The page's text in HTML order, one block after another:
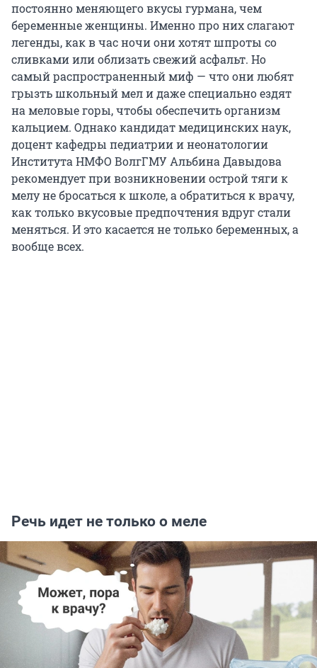
постоянно меняющего вкусы гурмана, чем
беременные женщины. Именно про них слагают
легенды, как в час ночи они хотят шпроты со
сливками или облизать свежий асфальт. Но
самый распространенный миф — что они любят
грызть школьный мел и даже специально ездят
на меловые горы, чтобы обеспечить организм
кальцием. Однако кандидат медицинских наук,
доцент кафедры педиатрии и неонатологии
Института НМФО ВолгГМУ Альбина Давыдова
рекомендует при возникновении острой тяги к
мелу не бросаться к школе, а обратиться к врачу,
как только вкусовые предпочтения вдруг стали
меняться. И это касается не только беременных, а
вообще всех.
Речь идет не только о меле